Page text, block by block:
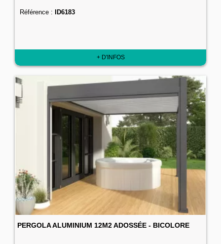
Référence : ID6183
+ D'INFOS
PERGOLA ALUMINIUM 12M2 ADOSSÉE - BICOLORE